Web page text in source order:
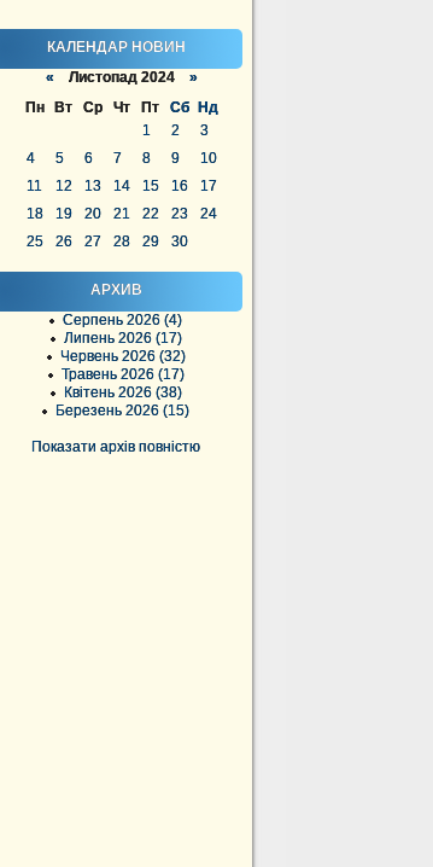
КАЛЕНДАР НОВИН
« Листопад 2024 »
Пн
Вт Ср Чт Пт Сб
Нд
1
2
3
4
5 6 7 8 9
10
11
12 13 14 15 16
17
18
19 20 21 22 23
24
25
26 27 28 29 30
АРХИВ
Серпень 2026 (4)
Липень 2026 (17)
Червень 2026 (32)
Травень 2026 (17)
Квітень 2026 (38)
Березень 2026 (15)
Показати архів повністю